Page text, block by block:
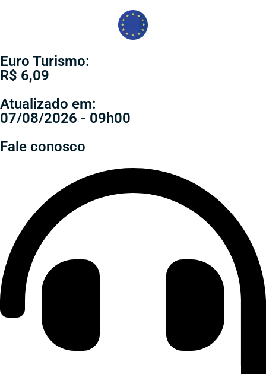
Euro Turismo:
R$ 6,09
Atualizado em:
07/08/2026 - 09h00
Fale conosco